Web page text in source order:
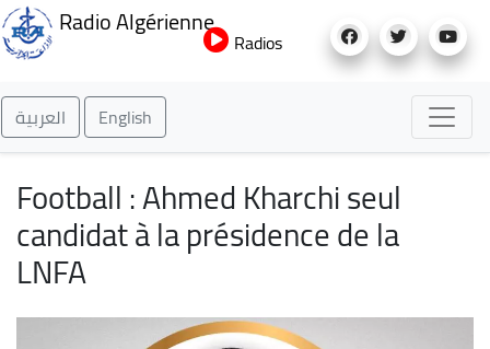
au
Radio Algérienne
Radios
العربية English
Football : Ahmed Kharchi seul
candidat à la présidence de la
LNFA